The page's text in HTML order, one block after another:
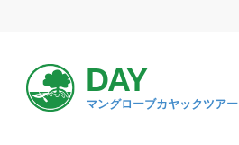
DAY
マングローブカヤックツアー